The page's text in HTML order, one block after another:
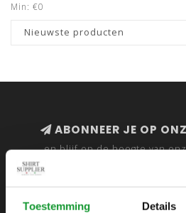
Toestemming Details
Min: €0
Nieuwste producten
ABONNEER JE OP
en blijf op de hoogte van